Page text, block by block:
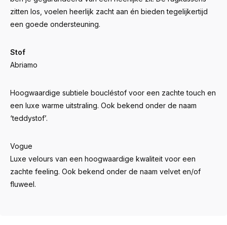
zitten los, voelen heerlijk zacht aan én bieden tegelijkertijd
een goede ondersteuning.
Stof
Abriamo
Hoogwaardige subtiele boucléstof voor een zachte touch en
een luxe warme uitstraling. Ook bekend onder de naam
‘teddystof’.
Vogue
Luxe velours van een hoogwaardige kwaliteit voor een
zachte feeling. Ook bekend onder de naam velvet en/of
fluweel.